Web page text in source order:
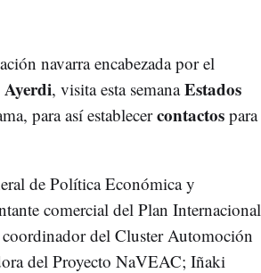
navarra encabezada por el
, visita esta semanaEstados
para así establecercontactos para
de Política Económica y
comercial del Plan Internacional
del Cluster Automoción
del Proyecto NaVEAC; Iñaki